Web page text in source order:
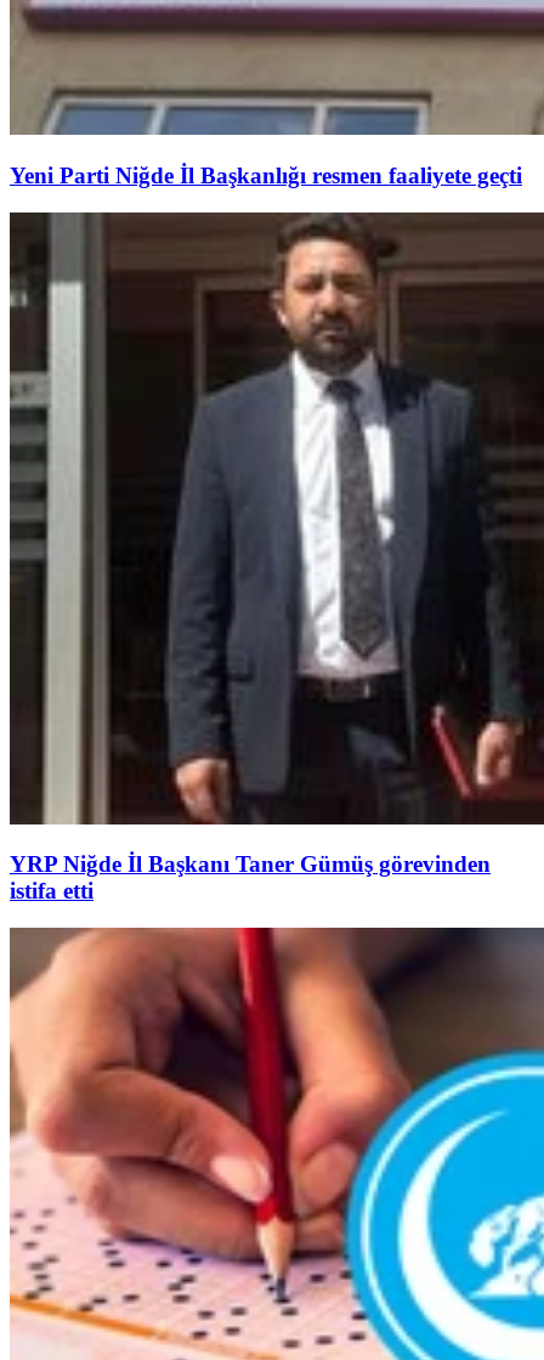
Yeni Parti Niğde İl Başkanlığı resmen faaliyete geçti
YRP Niğde İl Başkanı Taner Gümüş görevinden
istifa etti